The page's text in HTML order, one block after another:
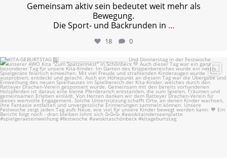
Gemeinsam aktiv sein bedeutet weit mehr als
Bewegung.
Die Sport- und Backrunden in ...
18 0
KITA-GEBURTSTAG 5️⃣...
23 0